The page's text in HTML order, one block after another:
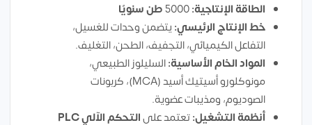
الطاقة الإنتاجية:
طن سنويًا
خط الإنتاج الرئيسي: يتضمن وحدات للغسيل،
التفاعل الكيميائي، التجفيف، الطحن، التغليف.
المواد الخام الأساسية:السليلوز الطبيعي،
مونوكلورو أسيتيك أسيد (MCA)، كربونات
الصوديوم، ومذيبات عضوية.
أنظمة التشغيل:تعتمد علىالتحكم الآلي PLC